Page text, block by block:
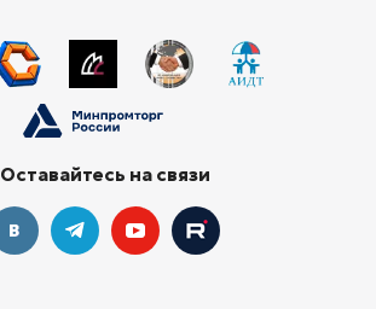
Оставайтесь на связи